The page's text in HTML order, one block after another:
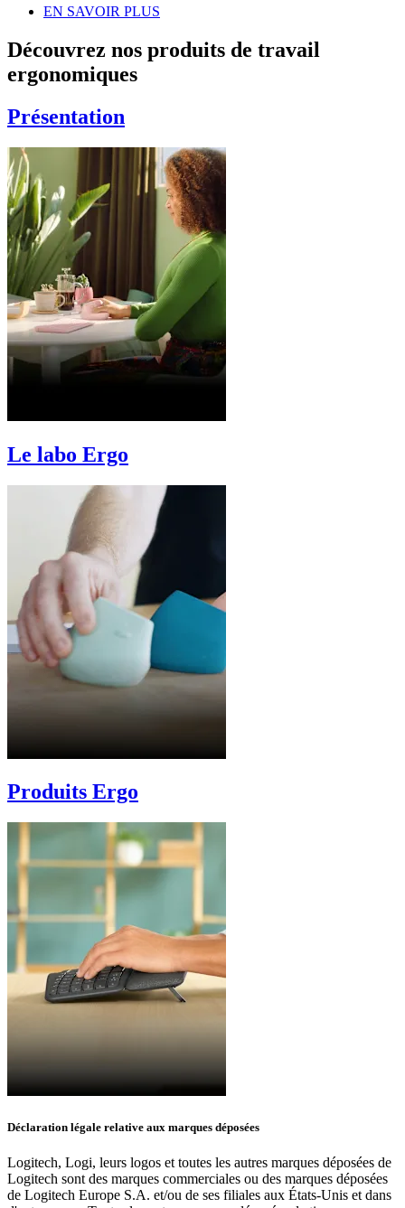
EN SAVOIR PLUS
Découvrez nos produits de travail
ergonomiques
Présentation
Le labo Ergo
Produits Ergo
Déclaration légale relative aux marques déposées
Logitech, Logi, leurs logos et toutes les autres marques déposées de
Logitech sont des marques commerciales ou des marques déposées
de Logitech Europe S.A. et/ou de ses filiales aux États-Unis et dans